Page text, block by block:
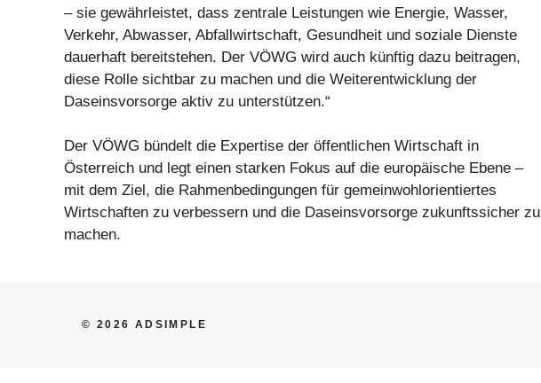
– sie gewährleistet, dass zentrale Leistungen wie Energie, Wasser,
Verkehr, Abwasser, Abfallwirtschaft, Gesundheit und soziale Dienste
dauerhaft bereitstehen. Der VÖWG wird auch künftig dazu beitragen,
diese Rolle sichtbar zu machen und die Weiterentwicklung der
Daseinsvorsorge aktiv zu unterstützen.“
Der VÖWG bündelt die Expertise der öffentlichen Wirtschaft in
Österreich und legt einen starken Fokus auf die europäische Ebene –
mit dem Ziel, die Rahmenbedingungen für gemeinwohlorientiertes
Wirtschaften zu verbessern und die Daseinsvorsorge zukunftssicher zu
machen.
© 2026 ADSIMPLE